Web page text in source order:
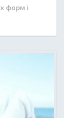
форм і